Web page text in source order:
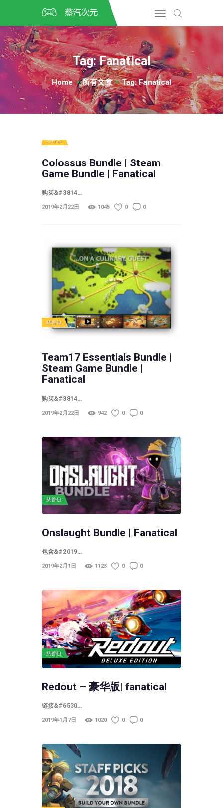
Tag: Fanatical
Home 所有文章 Tag: Fanatical
CSGO开箱
DOTA2开箱
开箱教程
CSGO/DOTA2/绝地求生第
三方开箱
COSPLAY
CSGO箱子
慈善包
Colossus Bundle | Steam
Game Bundle | Fanatical
购买&#3814…
2019年2月22日 1045 0 0
慈善包
Team17 Essentials Bundle |
Steam Game Bundle |
Fanatical
购买&#3814…
2019年2月22日 942 0 0
慈善包
Onslaught Bundle | Fanatical
包含&#2019…
2019年2月1日 1123 0 0
慈善包
Redout – 豪华版| fanatical
链接&#6530…
2019年1月7日 1020 0 0